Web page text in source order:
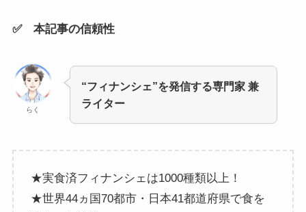
✅ 本記事の信頼性
らく
“フィナンシェ”を発信する専門家 兼
ライター
★実食済フィナンシェは1000種類以上！
★世界44ヵ国70都市・日本41都道府県で食を